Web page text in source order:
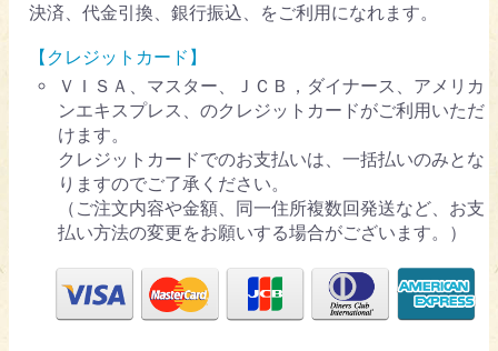
決済、代金引換、銀行振込、をご利用になれます。
【クレジットカード】
ＶＩＳＡ、マスター、ＪＣＢ，ダイナース、アメリカ
ンエキスプレス、のクレジットカードがご利用いただ
けます。
クレジットカードでのお支払いは、一括払いのみとな
りますのでご了承ください。
（ご注文内容や金額、同一住所複数回発送など、お支
払い方法の変更をお願いする場合がございます。）